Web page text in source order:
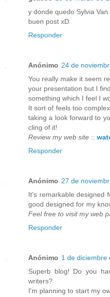
y donde quedo Sylvia
buen post xD
Responder
Anónimo 24 de
You really make it seem
your presentation but I
something which I feel I
It sort of feels too
taking a look forward to
cling of it!
Review my web site ::
Responder
Anónimo 27 de
It's remarkable designed
good designed for my
Feel free to visit my web
Responder
Anónimo 1 de diciembre
Superb blog! Do you
writers?
I'm planning to start my